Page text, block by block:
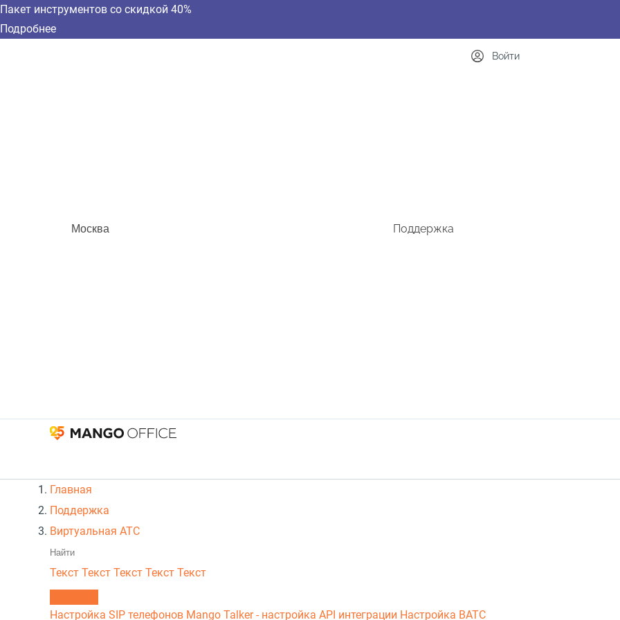
Пакет инструментов со скидкой 40%
Подробнее
Москва Поддержка
Войти
Главная
Поддержка
Виртуальная АТС
Текст Текст Текст Текст Текст
Настройка SIP телефонов Mango Talker - настройка API интеграции Настройка ВАТС